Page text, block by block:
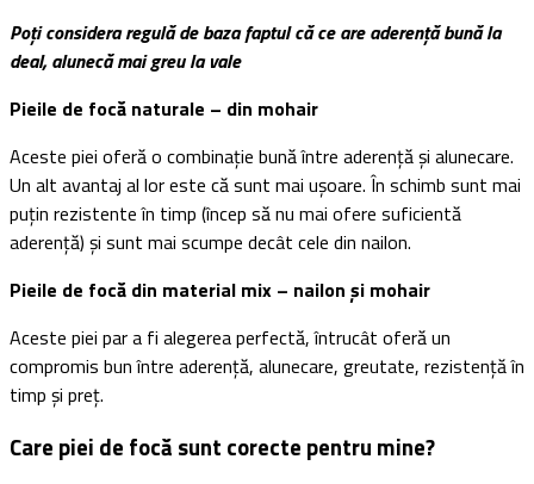
Poți considera regulă de baza faptul că ce are aderență bună la
deal, alunecă mai greu la vale
Pieile de focă naturale – din mohair
Aceste piei oferă o combinație bună între aderență și alunecare.
Un alt avantaj al lor este că sunt mai ușoare. În schimb sunt mai
puțin rezistente în timp (încep să nu mai ofere suficientă
aderență) și sunt mai scumpe decât cele din nailon.
Pieile de focă din material mix – nailon și mohair
Aceste piei par a fi alegerea perfectă, întrucât oferă un
compromis bun între aderență, alunecare, greutate, rezistență în
timp și preț.
Care piei de focă sunt corecte pentru mine?